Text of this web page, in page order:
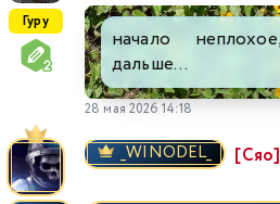
Гуру
начало
дальше...
28 мая 2026 14:18
_WINODEL_ [Сяо]